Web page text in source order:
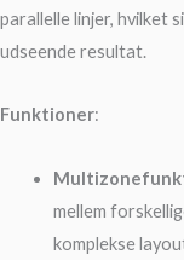
parallelle linjer, hvilket
udseende resultat.
Funktioner:
mellem
komplekse